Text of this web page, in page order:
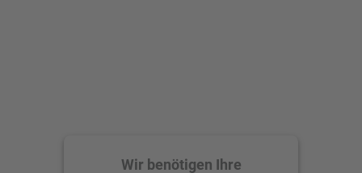
Wir benötigen Ihre